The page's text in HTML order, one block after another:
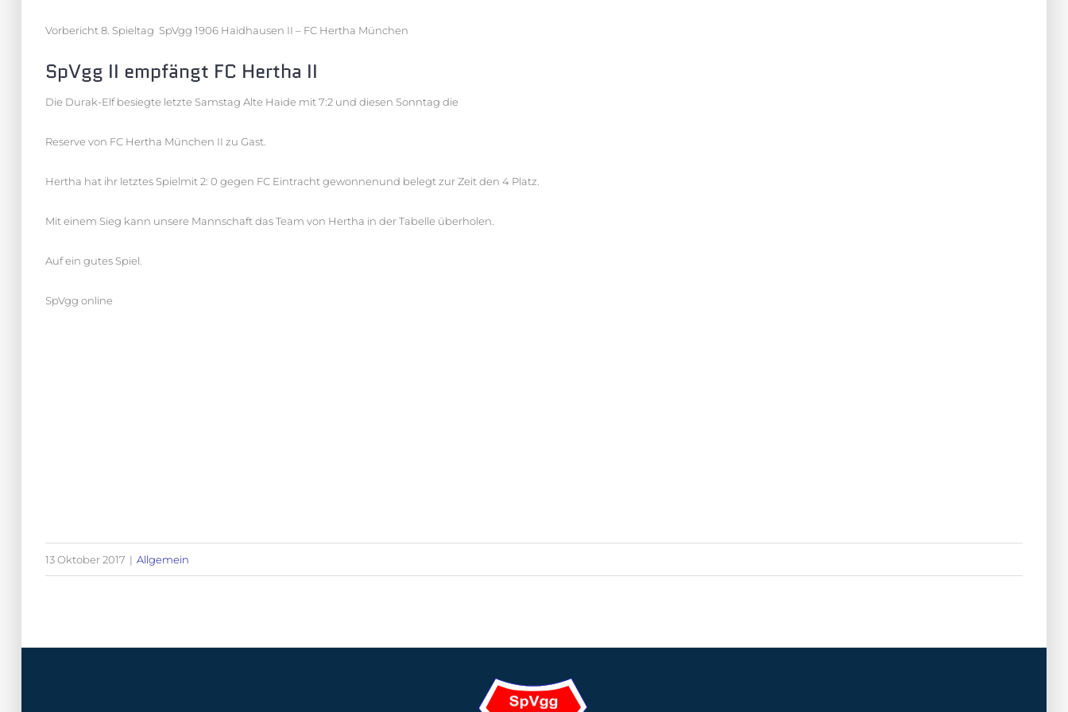
Vorbericht 8. Spieltag SpVgg 1906 Haidhausen II – FC Hertha München
SpVgg II empfängt FC Hertha II
Die Durak-Elf besiegte letzte Samstag Alte Haide mit 7:2 und diesen Sonntag die
Reserve von FC Hertha München II zu Gast.
Hertha hat ihr letztes Spielmit 2: 0 gegen FC Eintracht gewonnenund belegt zur Zeit den 4 Platz.
Mit einem Sieg kann unsere Mannschaft das Team von Hertha in der Tabelle überholen.
Auf ein gutes Spiel.
SpVgg online
13 Oktober 2017 | Allgemein